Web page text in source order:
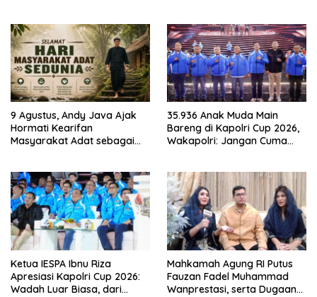
9 Agustus, Andy Java Ajak
Hormati Kearifan
Masyarakat Adat sebagai
35.936 Anak Muda Main
Bareng di Kapolri Cup 2026,
Wakapolri: Jangan Cuma
Ketua IESPA Ibnu Riza
Apresiasi Kapolri Cup 2026:
Wadah Luar Biasa, dari
Mahkamah Agung RI Putus
Fauzan Fadel Muhammad
Wanprestasi, serta Dugaan